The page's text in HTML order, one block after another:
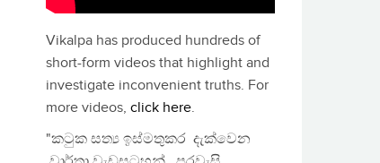
Vikalpa has produced hundreds of
short-form videos that highlight and
investigate inconvenient truths. For
more videos, click here.
"කටුක සත්‍ය ඉස්මතුකර දැක්වෙන